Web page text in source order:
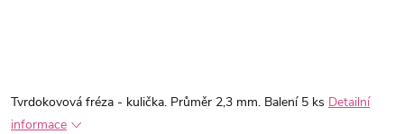
Tvrdokovová fréza - kulička. Průměr 2,3 mm. Balení 5 ks Detailní
informace